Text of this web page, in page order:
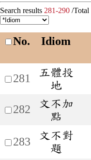
Search results 281-290 /Total
No. Idiom
281
五體投
地
282
文不加
點
283
文不對
題